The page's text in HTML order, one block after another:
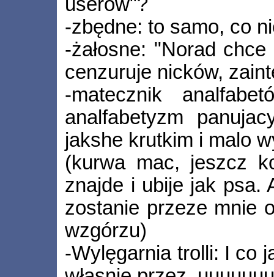
-zbędne: to samo, co
-żałosne: "Norad
cenzuruje nicków,
-matecznik
analfabetyzm
jakshe krutkim i malo
(kurwa mac, jeszcz
znajde i ubije jak psa.
zostanie przeze mnie
wzgórzu)
-Wylęgarnia trolli: I co